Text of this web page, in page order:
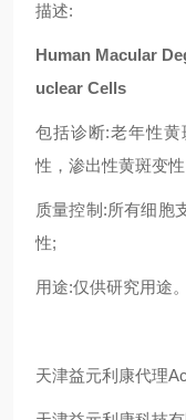
描述:
Human Macular
uclear Cells
包括诊断:老年性
性，渗出性黄斑变
质量控制:所有细胞
性;
用途:仅供研究用途。
天津益元利康代理